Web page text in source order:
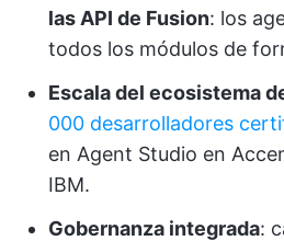
las API de Fusion: los
todos los módulos de
Escala del ecosistema
000 desarrolladores
en Agent Studio en
IBM.
Gobernanza integrada: